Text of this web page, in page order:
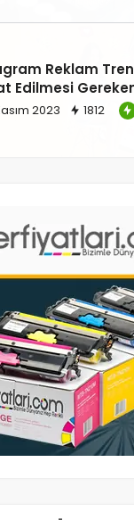
Reklam
Edilmesi
2023 1812